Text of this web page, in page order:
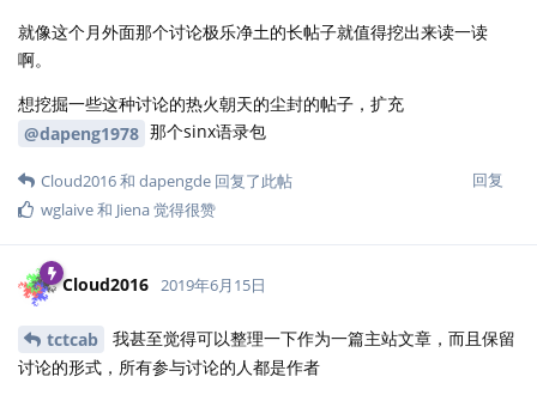
就像这个月外面那个讨论极乐净土的长帖子就值得挖出来读一读
啊。
想挖掘一些这种讨论的热火朝天的尘封的帖子，扩充
@dapeng1978 那个sinx语录包
回复
Cloud2016和 dapengde 回复了此帖
wglaive和 Jiena觉得很赞
Cloud2016 2019年6月15日
tctcab
我甚至觉得可以整理一下作为一篇主站文章，而且保留
讨论的形式，所有参与讨论的人都是作者